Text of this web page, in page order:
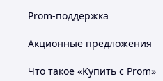
Prom-поддержка
Акционные предложения
Что такое «Купить с Prom»